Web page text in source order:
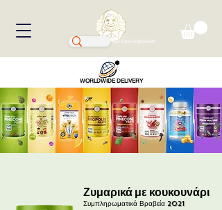
ΜΕΓΑΛΗ ΠΩΛΗΣΗ!
WORLDWIDE DELIVERY
Ζυμαρικά με κουκουνάρι
Συμπληρωματικά Βραβεία 2021